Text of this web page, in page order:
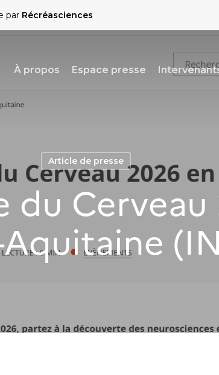
par Récréasciences
À propos Espace presse
Article de presse
du